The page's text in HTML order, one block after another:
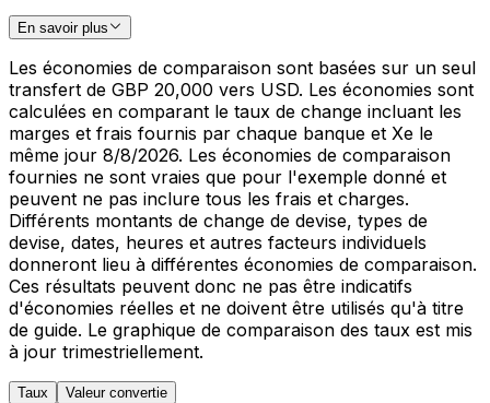
En savoir plus
Les économies de comparaison sont basées sur un seul
transfert de GBP 20,000 vers USD. Les économies sont
calculées en comparant le taux de change incluant les
marges et frais fournis par chaque banque et Xe le
même jour 8/8/2026. Les économies de comparaison
fournies ne sont vraies que pour l'exemple donné et
peuvent ne pas inclure tous les frais et charges.
Différents montants de change de devise, types de
devise, dates, heures et autres facteurs individuels
donneront lieu à différentes économies de comparaison.
Ces résultats peuvent donc ne pas être indicatifs
d'économies réelles et ne doivent être utilisés qu'à titre
de guide. Le graphique de comparaison des taux est mis
à jour trimestriellement.
Taux Valeur convertie